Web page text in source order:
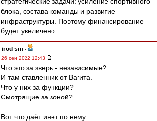
блока, состава команды и развитие
инфраструктуры. Поэтому финансирование
будет увеличено.
irod sm -
26 сен 2022 12:43
Что это за зверь - независимые?
И там ставленник от Вагита.
Что у них за функции?
Смотрящие за зоной?
Вот что даёт инет по нему.